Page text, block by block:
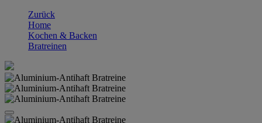
Zurück
Home
Kochen & Backen
Bratreinen